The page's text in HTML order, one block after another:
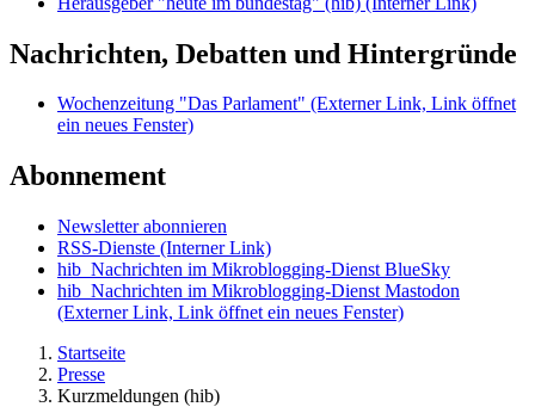
Nachrichten, Debatten und Hintergründe
Wochenzeitung "Das Parlament" (Externer Link, Link öffnet
ein neues Fenster)
Abonnement
Newsletter abonnieren
RSS-Dienste (Interner Link)
hib_Nachrichten im Mikroblogging-Dienst BlueSky
hib_Nachrichten im Mikroblogging-Dienst Mastodon
(Externer Link, Link öffnet ein neues Fenster)
Startseite
Presse
Kurzmeldungen (hib)